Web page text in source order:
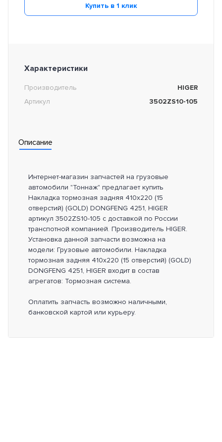
Купить в 1 клик
Характеристики
Производитель
HIGER
Артикул
3502ZS10-105
Описание
Интернет-магазин запчастей на грузовые
автомобили "Тоннаж" предлагает купить
Накладка тормозная задняя 410x220 (15
отверстий) (GOLD) DONGFENG 4251, HIGER
артикул 3502ZS10-105 с доставкой по России
транспотной компанией. Производитель HIGER.
Установка данной запчасти возможна на
модели: Грузовые автомобили. Накладка
тормозная задняя 410x220 (15 отверстий) (GOLD)
DONGFENG 4251, HIGER входит в состав
агрегатов: Тормозная система.
Оплатить запчасть возможно наличными,
банковской картой или курьеру.